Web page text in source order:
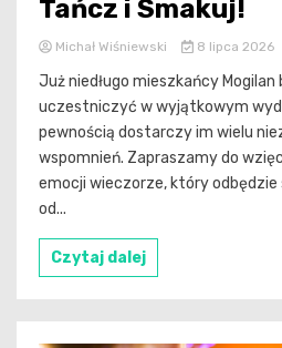
Tańcz i Smakuj!
Michał Wiśniewski 8 lipca 2026
Już niedługo mieszkańcy Mogilan
uczestniczyć w wyjątkowym
pewnością dostarczy im wielu
wspomnień. Zapraszamy do
emocji wieczorze, który odbędzie
od...
Czytaj dalej